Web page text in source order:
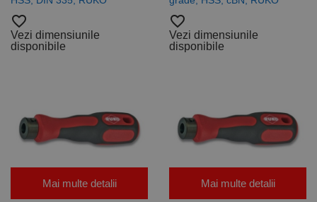
favorite_border
Vezi dimensiunile
disponibile
favorite_border
Vezi dimensiunile
disponibile
Mai multe detalii Mai multe detalii